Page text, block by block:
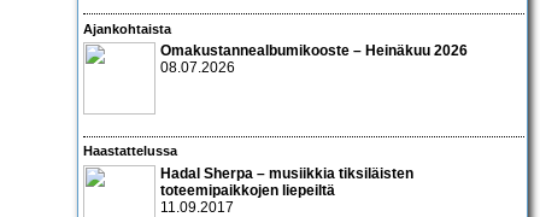
Ajankohtaista
Omakustannealbumikooste – Heinäkuu 2026
08.07.2026
Haastattelussa
Hadal Sherpa – musiikkia tiksiläisten
toteemipaikkojen liepeiltä
11.09.2017